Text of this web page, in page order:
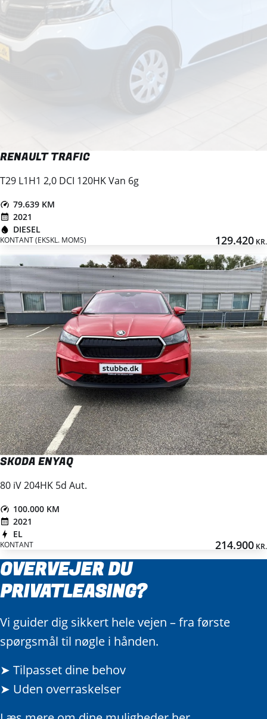
RENAULT TRAFIC
T29 L1H1 2,0 DCI 120HK Van 6g
79.639 KM
2021
DIESEL
KONTANT (EKSKL. MOMS) 129.420 KR.
SKODA ENYAQ
80 iV 204HK 5d Aut.
100.000 KM
2021
EL
KONTANT 214.900 KR.
OVERVEJER DU
PRIVATLEASING?
Vi guider dig sikkert hele vejen – fra første
spørgsmål til nøgle i hånden.
➤ Tilpasset dine behov
➤ Uden overraskelser